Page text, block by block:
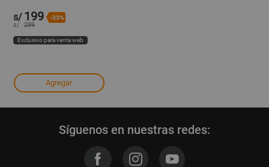
s/ 199 -33%
s/ 299
Exclusivo para venta web
Agregar
Síguenos en nuestras redes: